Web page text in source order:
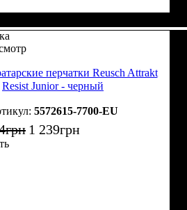
перчатки Reusch Attrakt
Resist Junior - черный
5572615-7700-EU
грн 1 239грн